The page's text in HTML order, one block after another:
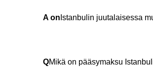
A on Istanbulin juutalaisessa
QMikä on pääsymaksu